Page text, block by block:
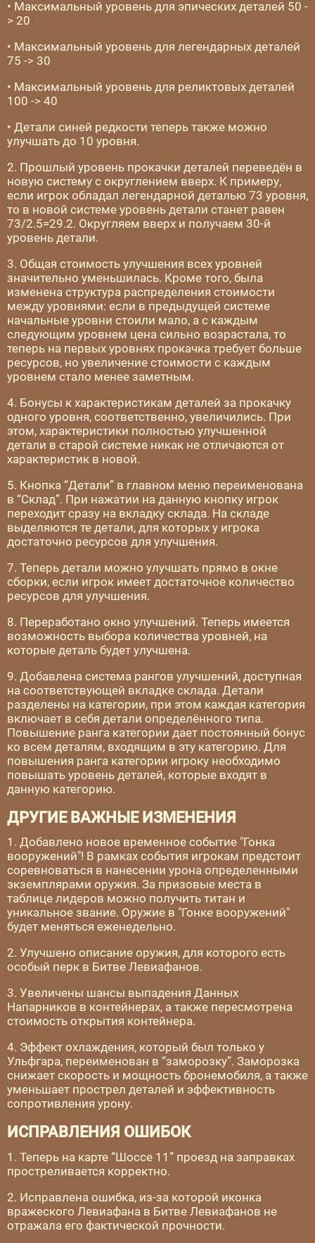
• Максимальный уровень для эпических деталей 50 -
> 20
• Максимальный уровень для легендарных деталей
75 -> 30
• Максимальный уровень для реликтовых деталей
100 -> 40
• Детали синей редкости теперь также можно
улучшать до 10 уровня.
2. Прошлый уровень прокачки деталей переведён в
новую систему с округлением вверх. К примеру,
если игрок обладал легендарной деталью 73 уровня,
то в новой системе уровень детали станет равен
73/2.5=29.2. Округляем вверх и получаем 30-й
уровень детали.
3. Общая стоимость улучшения всех уровней
значительно уменьшилась. Кроме того, была
изменена структура распределения стоимости
между уровнями: если в предыдущей системе
начальные уровни стоили мало, а с каждым
следующим уровнем цена сильно возрастала, то
теперь на первых уровнях прокачка требует больше
ресурсов, но увеличение стоимости с каждым
уровнем стало менее заметным.
4. Бонусы к характеристикам деталей за прокачку
одного уровня, соответственно, увеличились. При
этом, характеристики полностью улучшенной
детали в старой системе никак не отличаются от
характеристик в новой.
5. Кнопка “Детали” в главном меню переименована
в “Склад”. При нажатии на данную кнопку игрок
переходит сразу на вкладку склада. На складе
выделяются те детали, для которых у игрока
достаточно ресурсов для улучшения.
7. Теперь детали можно улучшать прямо в окне
сборки, если игрок имеет достаточное количество
ресурсов для улучшения.
8. Переработано окно улучшений. Теперь имеется
возможность выбора количества уровней, на
которые деталь будет улучшена.
9. Добавлена система рангов улучшений, доступная
на соответствующей вкладке склада. Детали
разделены на категории, при этом каждая категория
включает в себя детали определённого типа.
Повышение ранга категории дает постоянный бонус
ко всем деталям, входящим в эту категорию. Для
повышения ранга категории игроку необходимо
повышать уровень деталей, которые входят в
данную категорию.
ДРУГИЕ ВАЖНЫЕ ИЗМЕНЕНИЯ
1. Добавлено новое временное событие "Гонка
вооружений"! В рамках события игрокам предстоит
соревноваться в нанесении урона определенными
экземплярами оружия. За призовые места в
таблице лидеров можно получить титан и
уникальное звание. Оружие в "Гонке вооружений"
будет меняться еженедельно.
2. Улучшено описание оружия, для которого есть
особый перк в Битве Левиафанов.
3. Увеличены шансы выпадения Данных
Напарников в контейнерах, а также пересмотрена
стоимость открытия контейнера.
4. Эффект охлаждения, который был только у
Ульфгара, переименован в “заморозку”. Заморозка
снижает скорость и мощность бронемобиля, а также
уменьшает прострел деталей и эффективность
сопротивления урону.
ИСПРАВЛЕНИЯ ОШИБОК
1. Теперь на карте “Шоссе 11” проезд на заправках
простреливается корректно.
2. Исправлена ошибка, из-за которой иконка
вражеского Левиафана в Битве Левиафанов не
отражала его фактической прочности.